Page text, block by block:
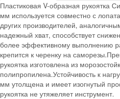
Пластиковая V-образная рукоятка
мм используется совместно с
других производителей,
надежный хват, способствует
более эффективному выполнению
крепится к черенку на
рукоятка изготовлена из
полипропилена.Устойчивость к
мм утолщена и имеет изогнутый
рукоятка не утяжеляет инструмент.